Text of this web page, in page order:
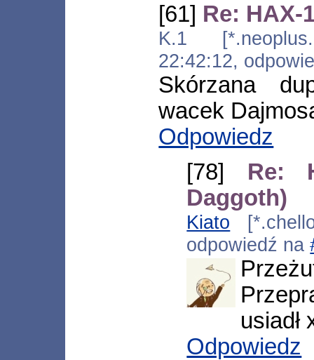
[61] Re: HAX-
K.1
22:42:12,
Skórzana
wacek
Odpowiedz
[78] Re:
Daggoth)
Kiato
odpowiedź na
usiadł
Odpowiedz